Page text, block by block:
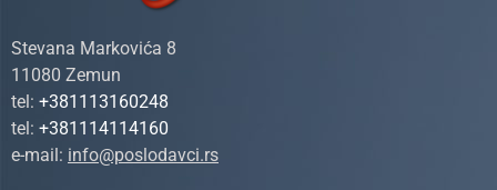
Stevana Markovića 8
11080 Zemun
tel: +381113160248
tel: +381114114160
e-mail: info@poslodavci.rs